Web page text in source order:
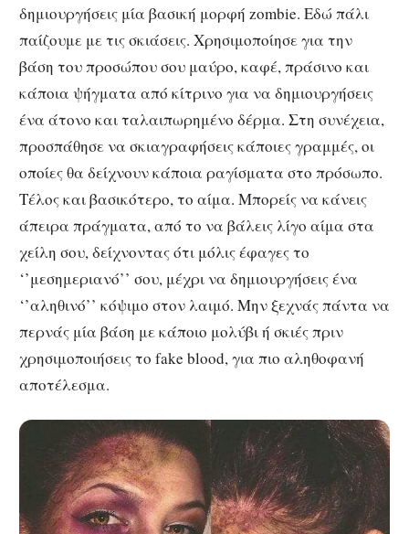
δημιουργήσεις μία βασική μορφή zombie. Εδώ πάλι
παίζουμε με τις σκιάσεις. Χρησιμοποίησε για την
βάση του προσώπου σου μαύρο, καφέ, πράσινο και
κάποια ψήγματα από κίτρινο για να δημιουργήσεις
ένα άτονο και ταλαιπωρημένο δέρμα. Στη συνέχεια,
προσπάθησε να σκιαγραφήσεις κάποιες γραμμές, οι
οποίες θα δείχνουν κάποια ραγίσματα στο πρόσωπο.
Τέλος και βασικότερο, το αίμα. Μπορείς να κάνεις
άπειρα πράγματα, από το να βάλεις λίγο αίμα στα
χείλη σου, δείχνοντας ότι μόλις έφαγες το
‘’μεσημεριανό’’ σου, μέχρι να δημιουργήσεις ένα
‘’αληθινό’’ κόψιμο στον λαιμό. Μην ξεχνάς πάντα να
περνάς μία βάση με κάποιο μολύβι ή σκιές πριν
χρησιμοποιήσεις το fake blood, για πιο αληθοφανή
αποτέλεσμα.